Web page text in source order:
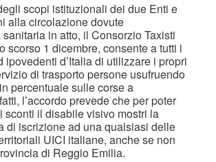
scopi istituzionali dei due Enti e
alla circolazione dovute
sanitaria in atto, il Consorzio Taxisti
scorso 1 dicembre, consente a tutti i
ipovedenti d’Italia di utilizzare i propri
di trasporto persone usufruendo
percentuale sulle corse a
l’accordo prevede che per poter
sconti il disabile visivo mostri la
di iscrizione ad una qualsiasi delle
UICI italiane, anche se non
di Reggio Emilia.